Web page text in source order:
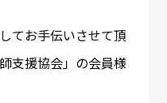
てお手伝いさせて頂
支援協会」の会員様